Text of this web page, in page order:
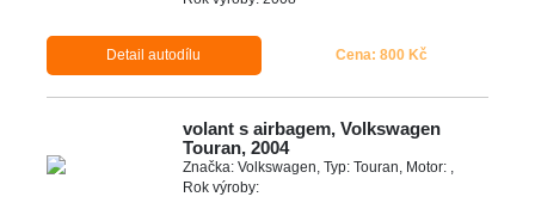
Detail autodílu Cena: 800 Kč
volant s airbagem, Volkswagen
Touran, 2004
Značka: Volkswagen, Typ: Touran, Motor: ,
Rok výroby: